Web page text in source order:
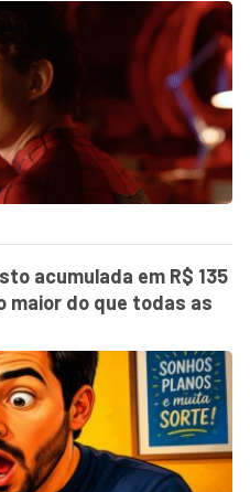
acumulada em R$ 135
maior do que todas as